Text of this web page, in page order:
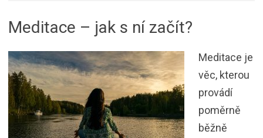
Meditace – jak s ní začít?
Meditace je
věc, kterou
provádí
poměrně
běžně